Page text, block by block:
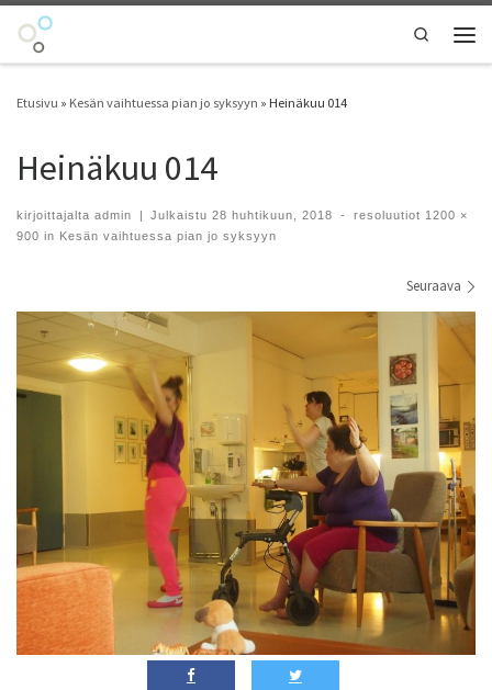
Skip to content
Search
Etusivu » Kesän vaihtuessa pian jo syksyyn » Heinäkuu 014
Heinäkuu 014
kirjoittajalta admin | Julkaistu28 huhtikuun, 2018 - resoluutiot 1200 ×
900 in Kesän vaihtuessa pian jo syksyyn
Seuraava